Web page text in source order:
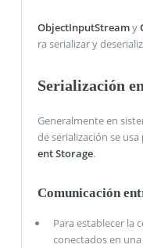
ObjectInputStreamy
ra serializar y
Serialización
Generalmente en
de serialización se usa
ent Storage.
Comunicación
Para establecer la
conectados en una